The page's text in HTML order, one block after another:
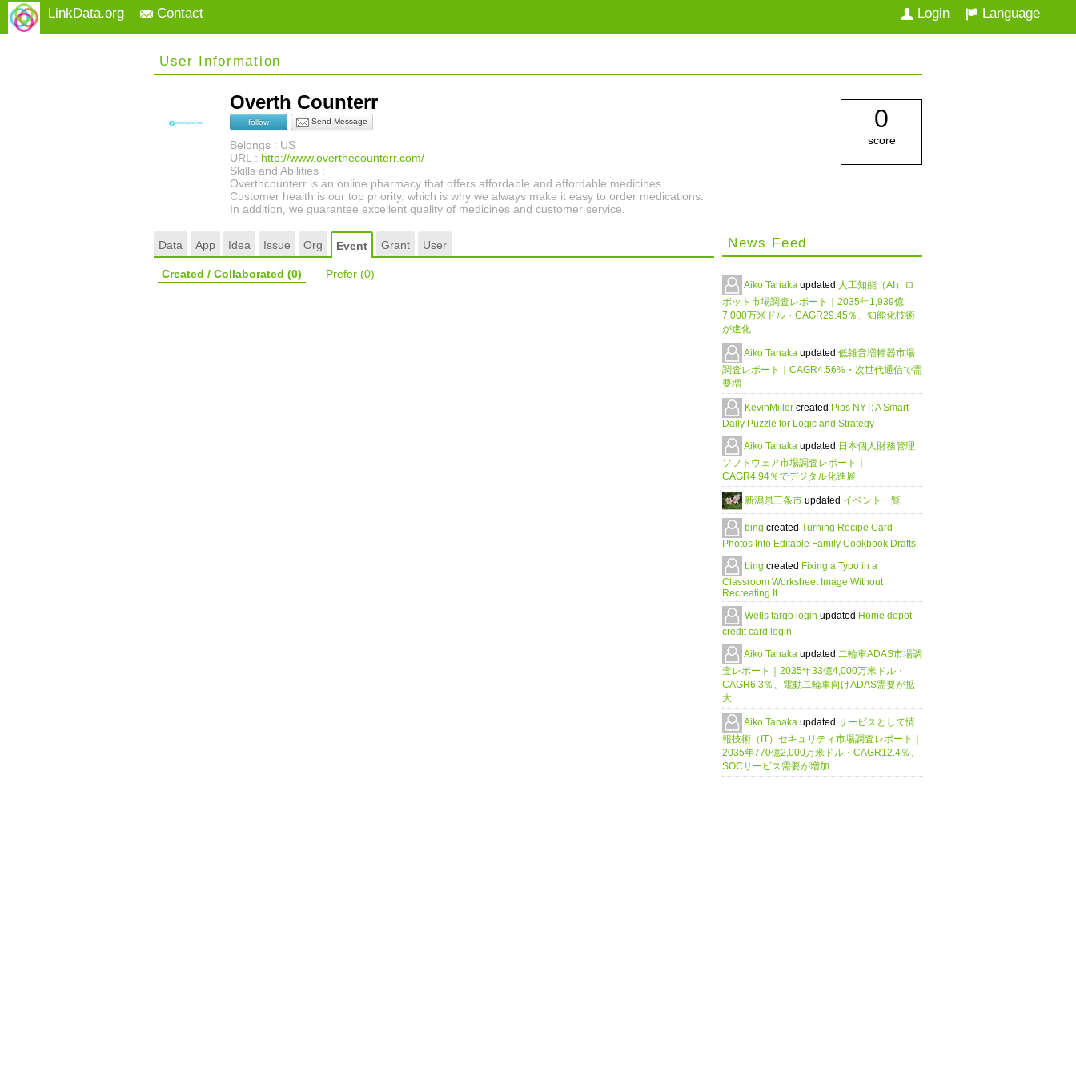
LinkData.org Contact Language
Login
User Information
Overth Counterr
follow Send Message
Belongs : US
URL : http://www.overthecounterr.com/
Skills and Abilities :
Overthcounterr is an online pharmacy that offers affordable and affordable medicines.
Customer health is our top priority, which is why we always make it easy to order medications.
In addition, we guarantee excellent quality of medicines and customer service.
0
score
Data App Idea Issue Org Event Grant User
Created / Collaborated (0) Prefer (0)
News Feed
Aiko Tanaka updated 人工知能（AI）ロ
ボット市場調査レポート｜2035年1,939億
7,000万米ドル・CAGR29.45％、知能化技術
が進化
Aiko Tanaka updated 低雑音増幅器市場
調査レポート｜CAGR4.56%・次世代通信で需
要増
KevinMiller created Pips NYT: A Smart
Daily Puzzle for Logic and Strategy
Aiko Tanaka updated 日本個人財務管理
ソフトウェア市場調査レポート｜
CAGR4.94％でデジタル化進展
新潟県三条市 updated イベント一覧
bing created Turning Recipe Card
Photos Into Editable Family Cookbook Drafts
bing created Fixing a Typo in a
Classroom Worksheet Image Without
Recreating It
Wells fargo login updated Home depot
credit card login
Aiko Tanaka updated 二輪車ADAS市場調
査レポート｜2035年33億4,000万米ドル・
CAGR6.3％、電動二輪車向けADAS需要が拡
大
Aiko Tanaka updated サービスとして情
報技術（IT）セキュリティ市場調査レポート｜
2035年770億2,000万米ドル・CAGR12.4％、
SOCサービス需要が増加